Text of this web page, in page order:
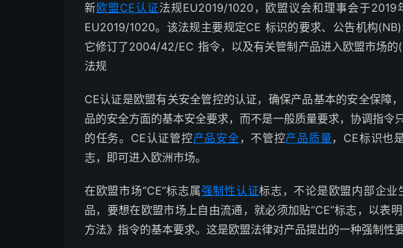
新欧盟CE认证法规EU2019/1020，欧盟议会和理事会于
EU2019/1020。该法规主要规定CE 标识的要求、公告机构
它修订了2004/42/EC 指令，以及有关管制产品进入欧盟市场
法规
CE认证是欧盟有关安全管控的认证，确保产品基本的安全保障
品的安全方面的基本安全要求，而不是一般质量要求，协调指令
的任务。CE认证管控产品安全，不管控产品质量，CE标识也
志，即可进入欧洲市场。
在欧盟市场“CE”标志属强制性认证标志，不论是欧盟内部企
品，要想在欧盟市场上自由流通，就必须加贴“CE”标志，以表
方法》指令的基本要求。这是欧盟法律对产品提出的一种强制性要